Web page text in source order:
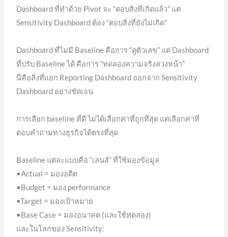
Dashboard ที่ทำด้วย Pivot จะ “ตอบสิ่งที่เกิดแล้ว” แต่
Sensitivity Dashboard ต้อง “ตอบสิ่งที่ยังไม่เกิด”
Dashboard ที่ไม่มี Baseline คือการ “ดูตัวเลข” แต่ Dashboard
ที่ปรับ Baseline ได้ คือการ “ทดลองความจริงล่วงหน้า”
นี่คือสิ่งที่แยก Reporting Dashboard ออกจาก Sensitivity
Dashboard อย่างชัดเจน
การเลือก baseline ที่ดี ไม่ได้เลือกค่าที่ถูกที่สุด แต่เลือกค่าที่
ตอบคำถามทางธุรกิจได้ตรงที่สุด
Baseline แต่ละแบบคือ “เลนส์” ที่ใช้มองข้อมูล
•Actual = มองอดีต
•Budget = มอง performance
•Target = มองเป้าหมาย
•Base Case = มองอนาคต (และใช้ทดลอง)
และในโลกของ Sensitivity: